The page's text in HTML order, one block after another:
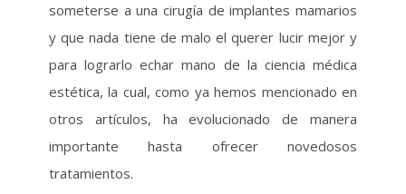
someterse a una cirugía de implantes mamarios
y que nada tiene de malo el querer lucir mejor y
para lograrlo echar mano de la ciencia médica
estética, la cual, como ya hemos mencionado en
otros artículos, ha evolucionado de manera
importante hasta ofrecer novedosos
tratamientos.